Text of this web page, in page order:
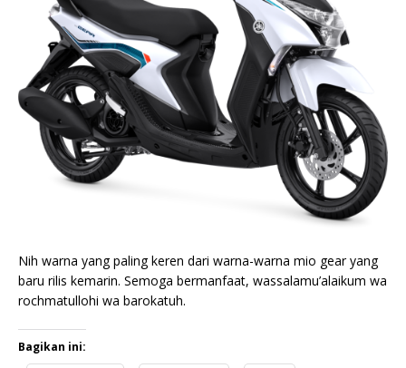
Nih warna yang paling keren dari warna-warna mio gear yang
baru rilis kemarin. Semoga bermanfaat, wassalamu’alaikum wa
rochmatullohi wa barokatuh.
Bagikan ini: